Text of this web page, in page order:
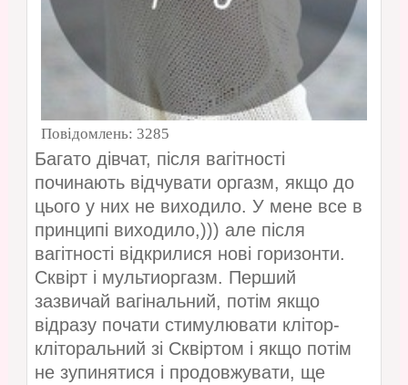
Повідомлень: 3285
Багато дівчат, після вагітності
починають відчувати оргазм, якщо до
цього у них не виходило. У мене все в
принципі виходило,))) але після
вагітності відкрилися нові горизонти.
Сквірт і мультиоргазм. Перший
зазвичай вагінальний, потім якщо
відразу почати стимулювати клітор-
кліторальний зі Сквіртом і якщо потім
не зупинятися і продовжувати, ще